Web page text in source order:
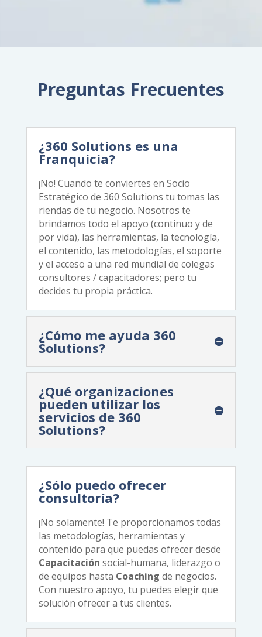
Preguntas Frecuentes
¿360 Solutions es una
Franquicia?
¡No! Cuando te conviertes en Socio
Estratégico de 360 Solutions tu tomas las
riendas de tu negocio. Nosotros te
brindamos todo el apoyo (continuo y de
por vida), las herramientas, la tecnología,
el contenido, las metodologías, el soporte
y el acceso a una red mundial de colegas
consultores / capacitadores; pero tu
decides tu propia práctica.
¿Cómo me ayuda 360
Solutions?
¿Qué organizaciones
pueden utilizar los
servicios de 360
Solutions?
¿Sólo puedo ofrecer
consultoría?
¡No solamente! Te proporcionamos todas
las metodologías, herramientas y
contenido para que puedas ofrecer desde
Capacitación social-humana, liderazgo o
de equipos hasta Coaching de negocios.
Con nuestro apoyo, tu puedes elegir que
solución ofrecer a tus clientes.